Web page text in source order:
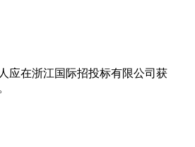
应在浙江国际招投标有限公司获